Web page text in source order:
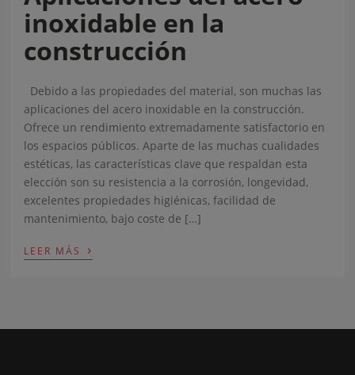
inoxidable en la
construcción
Debido a las propiedades del material, son muchas las
aplicaciones del acero inoxidable en la construcción.
Ofrece un rendimiento extremadamente satisfactorio en
los espacios públicos. Aparte de las muchas cualidades
estéticas, las características clave que respaldan esta
elección son su resistencia a la corrosión, longevidad,
excelentes propiedades higiénicas, facilidad de
mantenimiento, bajo coste de […]
LEER MÁS ›